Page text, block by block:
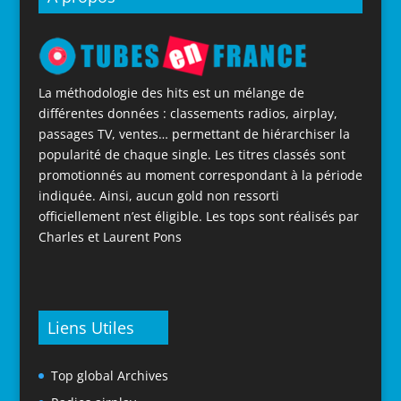
La méthodologie des hits est un mélange de
différentes données : classements radios, airplay,
passages TV, ventes… permettant de hiérarchiser la
popularité de chaque single. Les titres classés sont
promotionnés au moment correspondant à la période
indiquée. Ainsi, aucun gold non ressorti
officiellement n’est éligible. Les tops sont réalisés par
Charles et Laurent Pons
Liens Utiles
Top global Archives